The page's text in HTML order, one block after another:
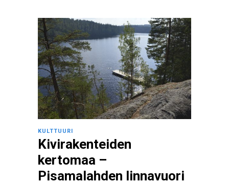
KULTTUURI
Kivirakenteiden
kertomaa –
Pisamalahden linnavuori